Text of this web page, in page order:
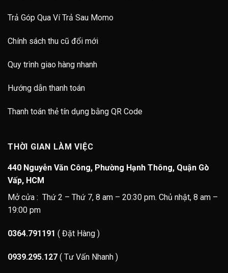
Trả Góp Qua Ví Trả Sau Momo
Chính sách thu cũ đổi mới
Quy trình giao hàng nhanh
Hướng dẫn thanh toán
Thanh toán thẻ tín dụng bằng QR Code
THỜI GIAN LÀM VIỆC
440 Nguyễn Văn Công, Phường Hạnh Thông, Quận Gò
Vấp, HCM
Mở cửa : Thứ 2 – Thứ 7, 8 am – 20:30 pm. Chủ nhật, 8 am –
19:00 pm
0364.791191 ( Đặt Hàng )
0939.295.127 ( Tư Vấn Nhanh )